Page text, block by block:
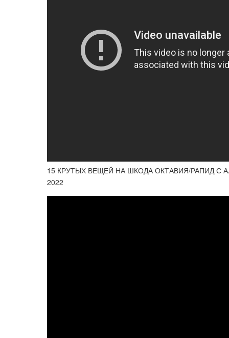
15 КРУТЫХ ВЕЩЕЙ НА ШКОДА ОКТАВИЯ/РАПИД С
2022